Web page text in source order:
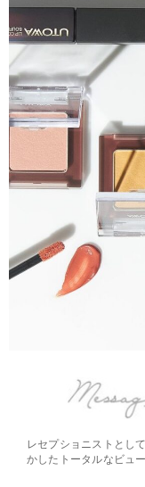
レセプショニストとし
かしたトータルなビュ